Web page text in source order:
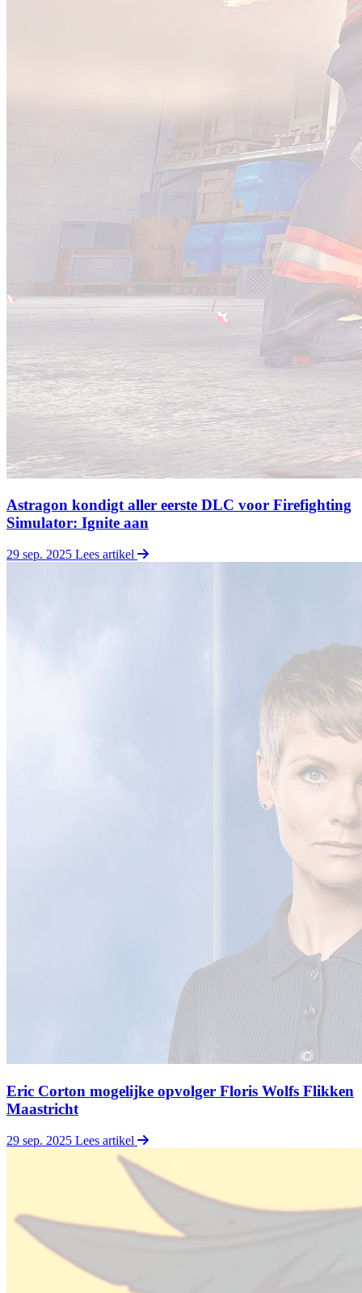
Astragon kondigt aller eerste DLC voor Firefighting
Simulator: Ignite aan
29 sep. 2025 Lees artikel
Eric Corton mogelijke opvolger Floris Wolfs Flikken
Maastricht
29 sep. 2025 Lees artikel